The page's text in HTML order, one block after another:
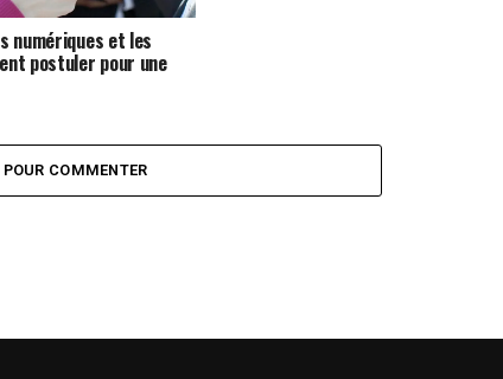
numériques et les
postuler pour une
COMMENTER